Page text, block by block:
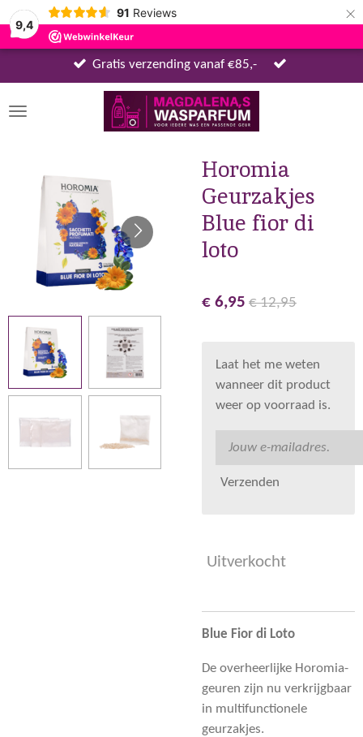
9,4
91 Reviews ×
Gratis verzending vanaf €85,-
Horomia
Geurzakjes
Blue fior di
loto
€ 6,95 € 12,95
Laat het me weten
wanneer dit product
weer op voorraad is.
Verzenden
Uitverkocht
Blue Fior di Loto
De overheerlijke Horomia-
geuren zijn nu verkrijgbaar
in multifunctionele
geurzakjes.